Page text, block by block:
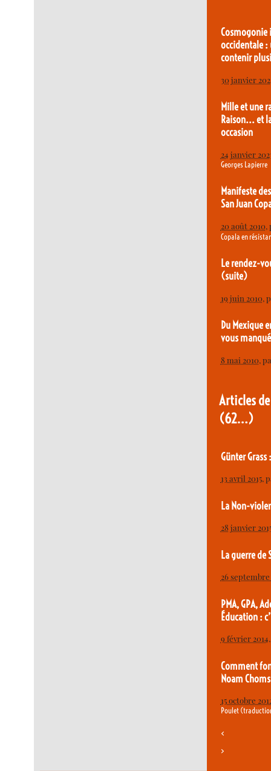
Cosmogonie
occidentale
contenir
30 janvier
Mille et une
Raison... et
occasion
24 janvier
Georges Lapierre
Manifeste
San Juan
20 août 2010,
Copala en
Le rendez-
(suite)
19 juin 2010,
Du Mexique
vous
8 mai 2010,
Articles
(62…)
Günter
13 avril 2015,
La Non-
28 janvier
La guerre
26 septembre
PMA, GPA,
Éducation :
9 février 2014
Comment
Noam
15 octobre
Poulet
<
>